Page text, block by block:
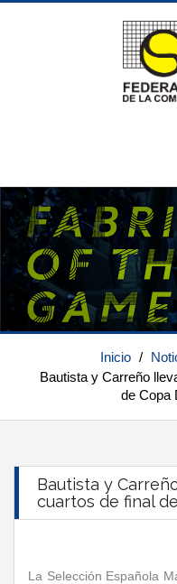
Inicio /
Bautista y Carreño
de Copa
Bautista y
cuartos de final
La Selección Española